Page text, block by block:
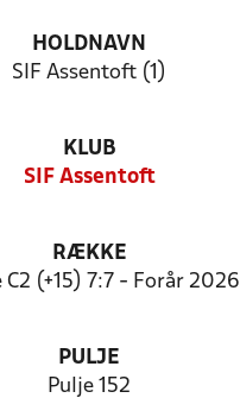
HOLDNAVN
SIF Assentoft (1)
KLUB
SIF Assentoft
RÆKKE
C2 (+15) 7:7 - Forår 2026
PULJE
Pulje 152